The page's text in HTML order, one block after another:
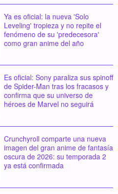
Ya es oficial: la nueva 'Solo
Leveling' tropieza y no repite el
fenómeno de su 'predecesora'
como gran anime del año
Es oficial: Sony paraliza sus spinoff
de Spider-Man tras los fracasos y
confirma que su universo de
héroes de Marvel no seguirá
Crunchyroll comparte una nueva
imagen del gran anime de fantasía
oscura de 2026: su temporada 2
ya está confirmada